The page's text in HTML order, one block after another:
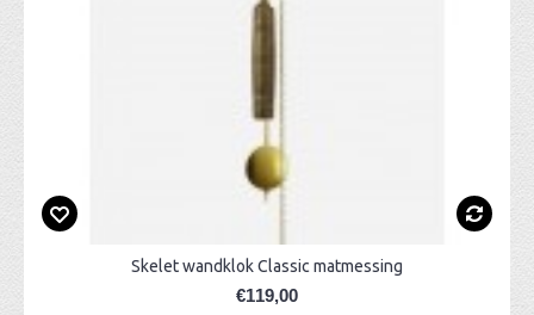
Skelet wandklok Classic matmessing
€119,00